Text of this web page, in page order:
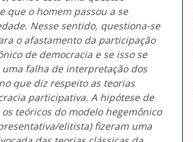
que o homem passou a se
Nesse sentido, questiona-se
o afastamento da participação
de democracia e se isso se
falha de interpretação dos
que diz respeito as teorias
participativa. A hipótese de
teóricos do modelo hegemônico
elitista) fizeram uma